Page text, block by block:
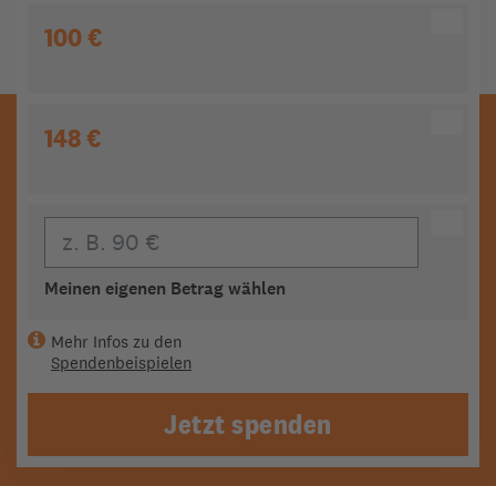
100 €
148 €
Meinen eigenen Betrag wählen
Mehr Infos zu den
Spendenbeispielen
Jetzt spenden